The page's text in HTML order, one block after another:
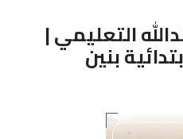
التعليمي |
بنين